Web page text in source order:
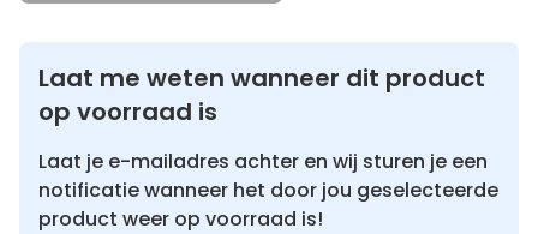
Laat me weten wanneer dit product
op voorraad is
Laat je e-mailadres achter en wij sturen je een
notificatie wanneer het door jou geselecteerde
product weer op voorraad is!